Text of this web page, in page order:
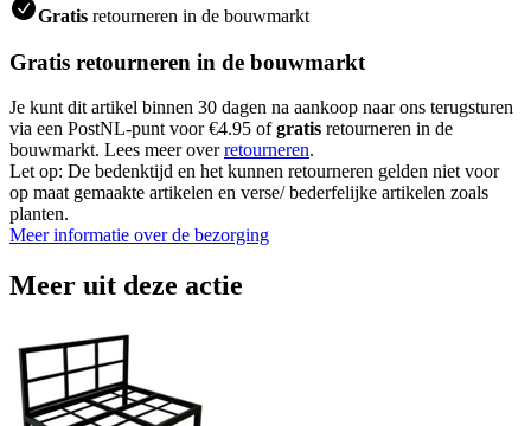
Gratis retourneren in de bouwmarkt
Gratis retourneren in de bouwmarkt
Je kunt dit artikel binnen 30 dagen na aankoop naar ons terugsturen
via een PostNL-punt voor €4.95 ofgratis retourneren in de
bouwmarkt. Lees meer overretourneren.
Let op: De bedenktijd en het kunnen retourneren gelden niet voor
op maat gemaakte artikelen en verse/ bederfelijke artikelen zoals
planten.
Meer informatie over de bezorging
Meer uit deze actie